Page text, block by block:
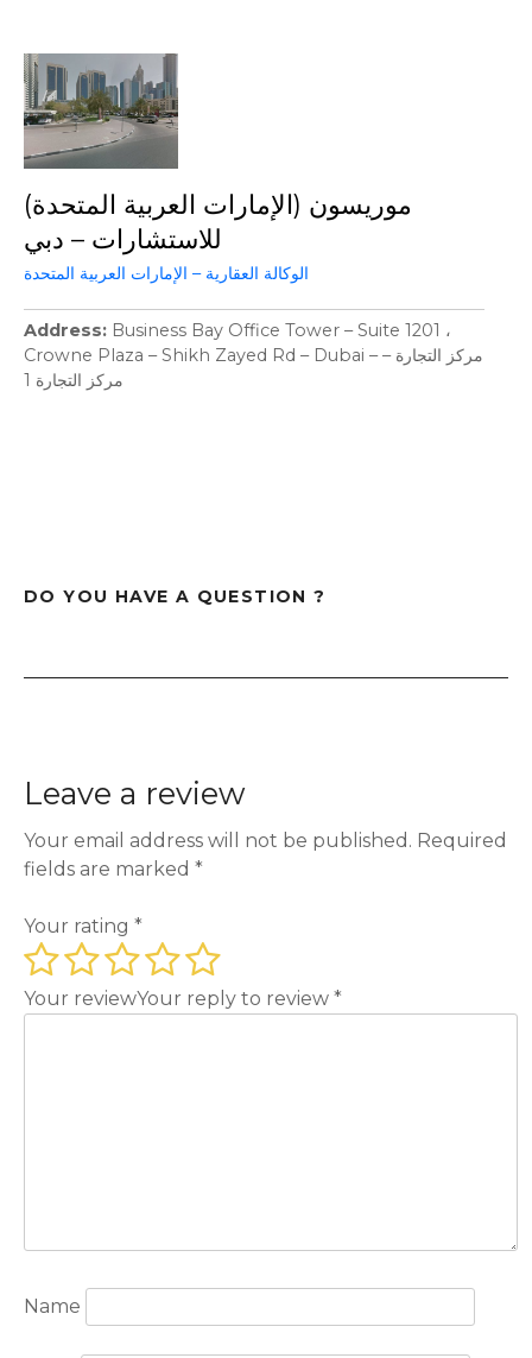
موريسون (الإمارات العربية المتحدة)
للاستشارات – دبي
الوكالة العقارية – الإمارات العربية المتحدة
Address
Business Bay Office Tower – Suite 1201 ،
Crowne Plaza – Shikh Zayed Rd – Dubai – مركز التجارة –
مركز التجارة 1
DO YOU HAVE A QUESTION ?
Leave a review
Your email address will not be published. Required
fields are marked *
Your rating *
Your reviewYour reply to review *
Name